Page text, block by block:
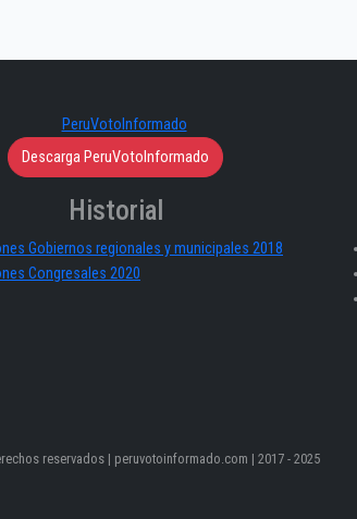
Descarga PeruVotoInformado
Historial
Gobiernos regionales y municipales 2018
Congresales 2020
reservados | peruvotoinformado.com | 2017 - 2025